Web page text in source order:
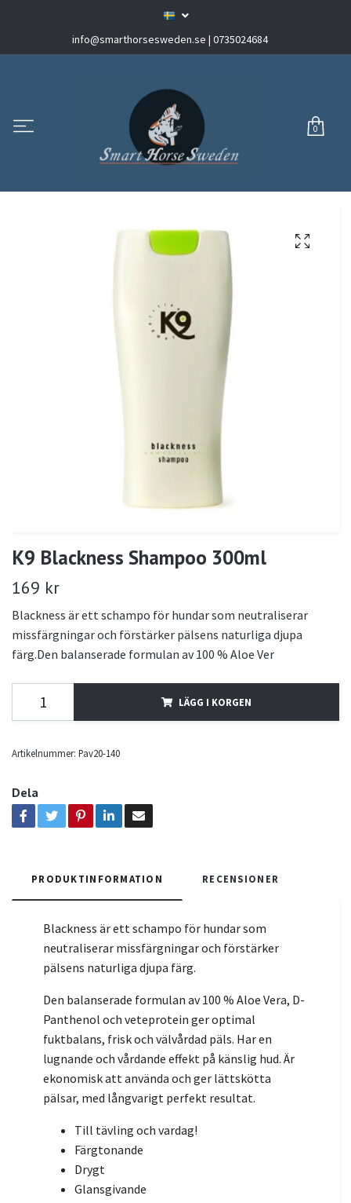
info@smarthorsesweden.se | 0735024684
0
K9 Blackness Shampoo 300ml
169 kr
Blackness är ett schampo för hundar som neutraliserar
missfärgningar och förstärker pälsens naturliga djupa
färg.Den balanserade formulan av 100 % Aloe Ver
LÄGG I KORGEN
Artikelnummer: Pav20-140
Dela
PRODUKTINFORMATION RECENSIONER
Blackness är ett schampo för hundar som
neutraliserar missfärgningar och förstärker
pälsens naturliga djupa färg.
Den balanserade formulan av 100 % Aloe Vera, D-
Panthenol och veteprotein ger optimal
fuktbalans, frisk och välvårdad päls. Har en
lugnande och vårdande effekt på känslig hud. Är
ekonomisk att använda och ger lättskötta
pälsar, med långvarigt perfekt resultat.
Till tävling och vardag!
Färgtonande
Drygt
Glansgivande